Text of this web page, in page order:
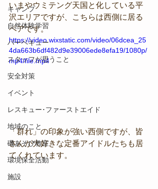
キャンプ
自然体験学習
バーベキュー
スタッフが思うこと
安全対策
イベント
レスキュー･ファーストエイド
地域のこと
磯あそび教室
環境保全活動
施設
いまやウミテング天国と化している平
沢エリアですが、こちらは西側に居る
ペアです。
https://video.wixstatic.com/video/06dcea_25
4da663b6df482d9e39006ede8efa19/1080p/
mp4/file.mp4
「群れ」の印象が強い西側ですが、皆
さんが大好きな定番アイドルたちも居
てくれています。